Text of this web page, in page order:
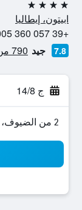
4 نجوم
ابيتون، إيطاليا
+39 057 360 005
7.8 جيد 790 من التقييمات تم التحقق منها
ج 14/8
2 من الضيوف، غرفة واحدة